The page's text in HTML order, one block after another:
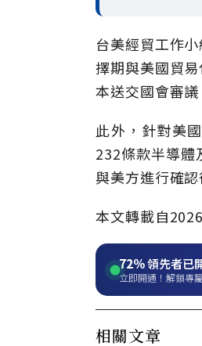
台美經貿工作
擇期與美國貿
本送交國會審議
此外，針對美
232條款半導體
與美方進行確認
本文轉載自
72%領先者已
立即開通！解鎖專
相關文章